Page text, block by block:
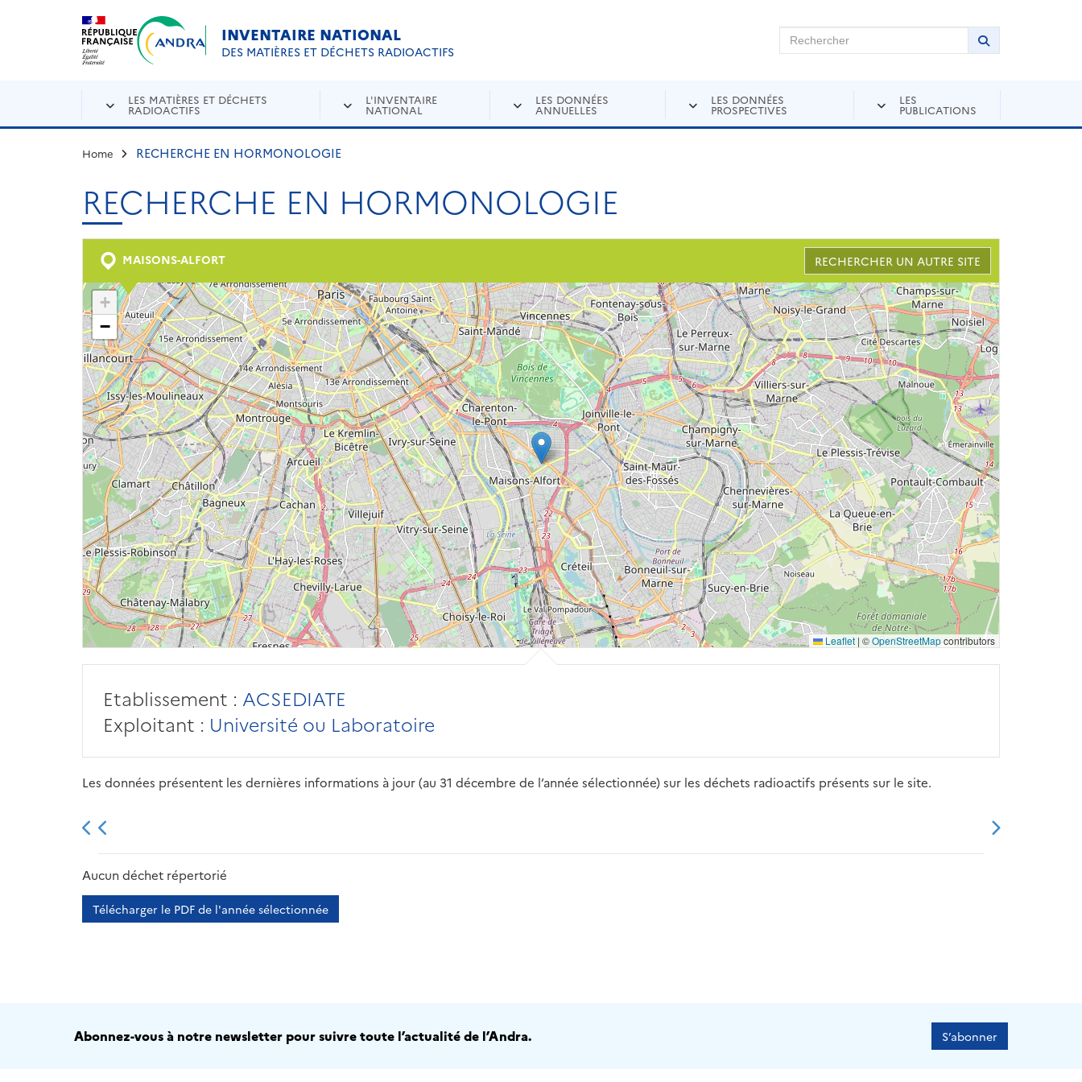
Aller au contenu principal
INVENTAIRE NATIONAL
DES MATIÈRES ET DÉCHETS RADIOACTIFS
Rechercher sur Andra Inventaire Rechercher
Lancer la
LES MATIÈRES ET DÉCHETS
RADIOACTIFS
L'INVENTAIRE
NATIONAL
LES DONNÉES
ANNUELLES
LES DONNÉES
PROSPECTIVES
LES
PUBLICATIONS
Home RECHERCHE EN HORMONOLOGIE
RECHERCHE EN HORMONOLOGIE
MAISONS-ALFORT RECHERCHER UN AUTRE SITE
+
−
Leaflet | ©OpenStreetMapcontributors
Etablissement : ACSEDIATE
Exploitant : Université ou Laboratoire
Les données présentent les dernières informations à jour (au 31 décembre de l’année sélectionnée) sur les déchets radioactifs présents sur le site.
2013 2014
Aucun déchet répertorié
Télécharger le PDF de l'année sélectionnée
Abonnez-vous à notre newsletter pour suivre toute l’actualité de l’Andra. S’abonner